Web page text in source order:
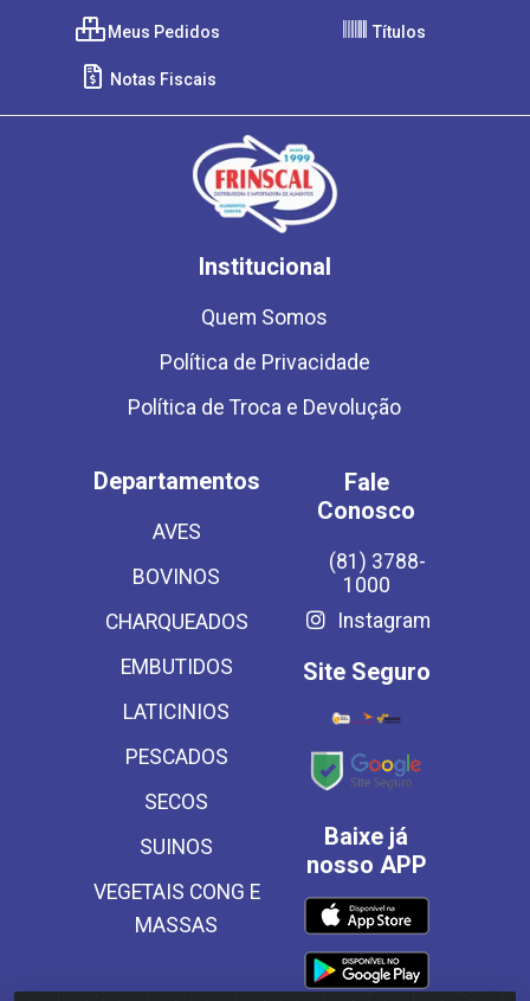
Meus Pedidos Títulos
Notas Fiscais
Institucional
Quem Somos
Política de Privacidade
Política de Troca e Devolução
Departamentos
AVES
BOVINOS
CHARQUEADOS
EMBUTIDOS
LATICINIOS
PESCADOS
SECOS
SUINOS
VEGETAIS CONG E
MASSAS
Fale
Conosco
(81) 3788-
1000
Instagram
Site Seguro
Baixe já
nosso APP